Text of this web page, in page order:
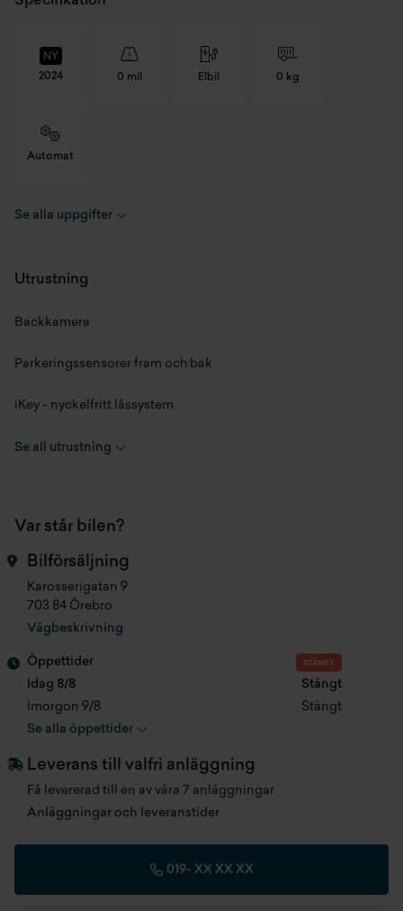
NY
2024
0 mil Elbil 0 kg
Automat
Modellår
Klädsel
Längd
Bredd
Tjänstevikt
Max dragvikt
Max släpvagnsvikt B-körkort
Se alla uppgifter
Utrustning
Backkamera
Parkeringssensorer fram och bak
iKey - nyckelfritt låssystem
Regnsensor
Intelligent aktiv filbytesvarnare
Ratt man inställbar i höjd och längd
Intelligent trötthetsvarningssystem
Mode-3 laddkabel
Trådlös apple carplay och android auto med sladd
Två 12,3 tum skärmar och navsystem
Bluetooth
Se all utrustning
Var står bilen?
Bilförsäljning
Karosserigatan 9
703 84 Örebro
Vägbeskrivning
Öppettider STÄNGT
Idag 8/8
Stängt
Imorgon 9/8
Stängt
Se alla öppettider
Leverans till valfri anläggning
Få levererad till en av våra 7 anläggningar
Anläggningar och leveranstider
019- XX XX XX